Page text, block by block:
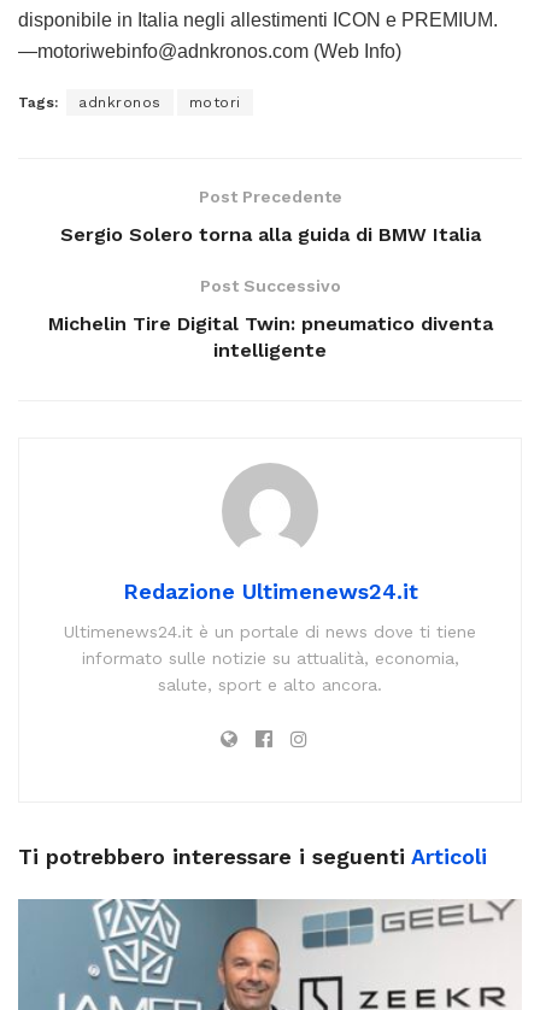
disponibile in Italia negli allestimenti ICON e PREMIUM.
—motoriwebinfo@adnkronos.com (Web Info)
Tags: adnkronos motori
Post Precedente
Sergio Solero torna alla guida di BMW Italia
Post Successivo
Michelin Tire Digital Twin: pneumatico diventa
intelligente
Redazione Ultimenews24.it
Ultimenews24.it è un portale di news dove ti tiene
informato sulle notizie su attualità, economia,
salute, sport e alto ancora.
Ti potrebbero interessare i seguenti Articoli